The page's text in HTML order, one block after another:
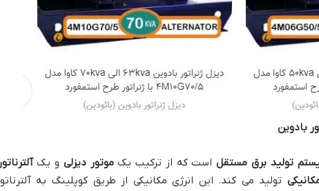
بادوین
تولید برق مستقلاست که از ترکیب یکموتور دیزلی و یک
تولید می کند. این انرژی مکانیکی از طریق کوپلینگ به